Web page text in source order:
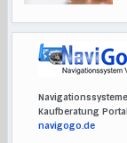
Navigationssysteme
Kaufberatung Portal
navigogo.de